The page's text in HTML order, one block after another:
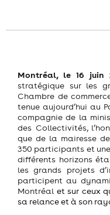
Montréal, le 16 juin
stratégique sur les
Chambre de
tenue aujourd’hui au
compagnie de la
des Collectivités,
que de la mairesse
350 participants et
différents horizons
les grands projets
participent au
Montréalet sur ceux
sa relance et à son